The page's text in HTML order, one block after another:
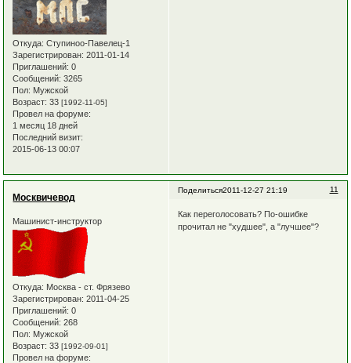
Откуда: Ступиноо-Павелец-1
Зарегистрирован: 2011-01-14
Приглашений: 0
Сообщений: 3265
Пол: Мужской
Возраст: 33[1992-11-05]
Провел на форуме:
1 месяц 18 дней
Последний визит:
2015-06-13 00:07
Поделиться 11
2011-12-27 21:19
Москвичевод
Машинист-инструктор
Откуда: Москва - ст. Фрязево
Зарегистрирован: 2011-04-25
Приглашений: 0
Сообщений: 268
Пол: Мужской
Возраст: 33[1992-09-01]
Провел на форуме:
Как переголосовать? По-ошибке
прочитал не "худшее", а "лучшее"?